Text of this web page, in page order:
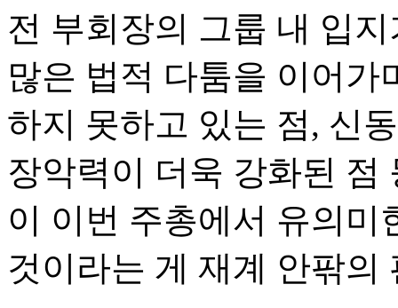
전 부회장의 그룹 내 입
많은 법적 다툼을 이어
하지 못하고 있는 점, 신
장악력이 더욱 강화된 점
이 이번 주총에서 유의미
것이라는 게 재계 안팎의